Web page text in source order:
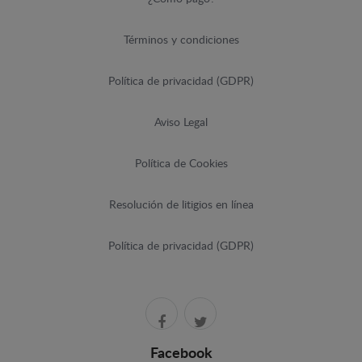
Términos y condiciones
Política de privacidad (GDPR)
Aviso Legal
Política de Cookies
Resolución de litigios en línea
Política de privacidad (GDPR)
Facebook